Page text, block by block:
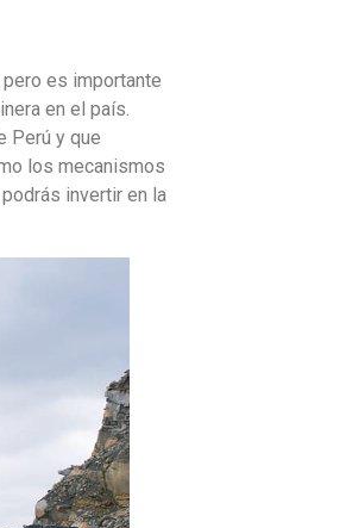
es importante
en el país.
Perú y que
los mecanismos
invertir en la